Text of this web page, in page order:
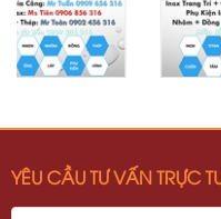
YÊU CẦU TƯ VẤN TRỰC